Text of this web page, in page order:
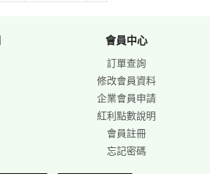
會員中心
訂單查詢
修改會員資料
企業會員申請
紅利點數說明
會員註冊
忘記密碼